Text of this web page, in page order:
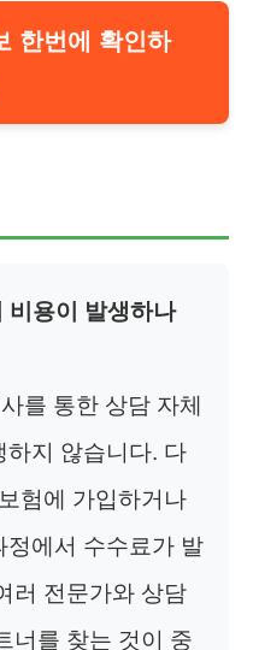
한번에 확인하
비용이 발생하나
를 통한 상담 자체
하지 않습니다. 다
험에 가입하거나
정에서 수수료가 발
러 전문가와 상담
너를 찾는 것이 중